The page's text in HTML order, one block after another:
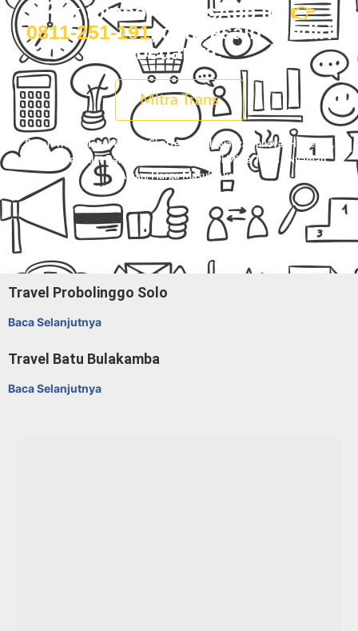
Klik tombol WhatsApp ini👉
0811-251-191, dan rasain sendiri
bedanya.
Mitra Trans
Pesan Travel Tegal Weleri, Charter Mobil Avanza/Innova/Hiace/Elf,
Dan Paket Kilat Barang Atau Dokumen DiMitra Trans. Nyaman,
Aman, Harga Masuk Akal.
Travel Probolinggo Solo
Baca Selanjutnya
Travel Batu Bulakamba
Baca Selanjutnya